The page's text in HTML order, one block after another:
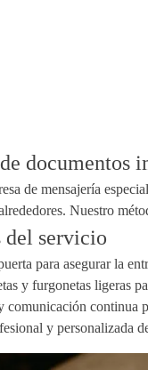
documentos
de mensajería
Nuestro
del servicio
para asegurar la
y furgonetas ligeras
comunicación continua
y personalizada